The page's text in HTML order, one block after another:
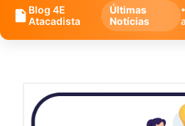
Blog 4E
Atacadista
Últimas
Notícias